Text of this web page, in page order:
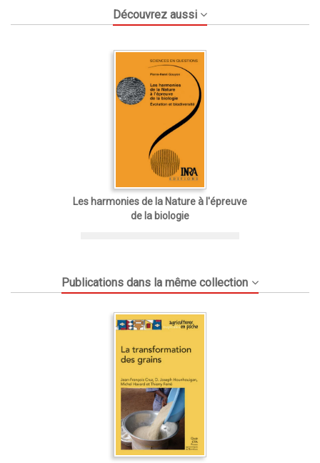
Découvrez aussi
Les harmonies de la Nature à l'épreuve
de la biologie
Publications dans la même collection